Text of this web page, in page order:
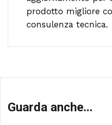
prodotto migliore
consulenza tecnica.
Guarda anche...